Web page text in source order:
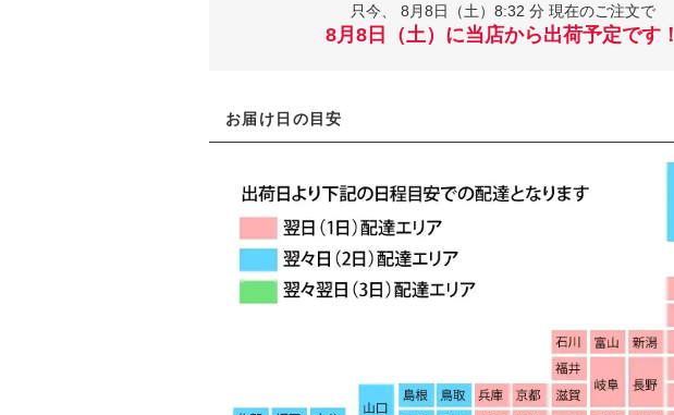
只今、 8月8日（土）8:32 分 現在のご注文で
8月8日（土）に当店から出荷予定です！
お届け日の目安